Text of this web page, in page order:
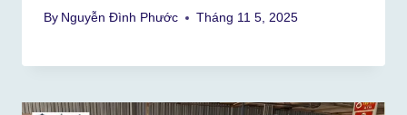
By Nguyễn Đình Phước Tháng 11 5, 2025